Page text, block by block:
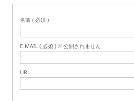
名前 ( 必須 )
E-MAIL ( 必須 ) ※ 公開されません
URL